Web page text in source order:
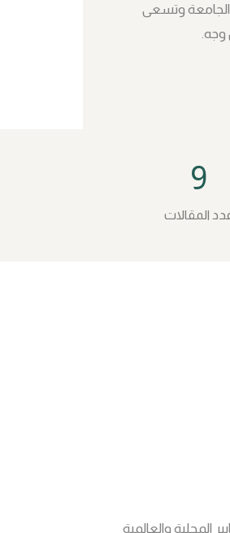
الجامعة وتسعى
9
المقالات
المحلية والعالمية